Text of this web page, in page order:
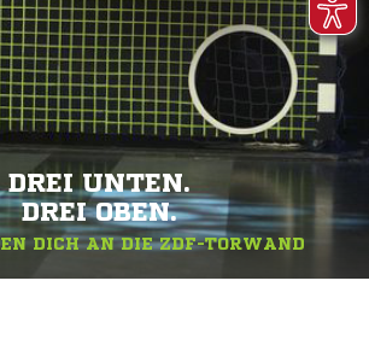
DREI UNTEN.
DREI OBEN.
DICH AN DIE ZDF-TORWAND